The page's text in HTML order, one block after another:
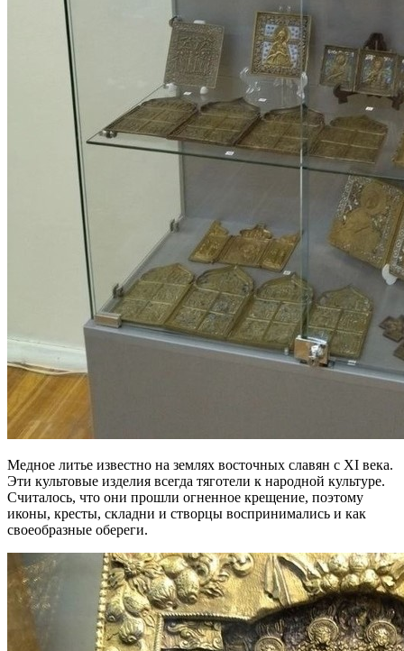
Медное литье известно на землях восточных славян с ХІ века.
Эти культовые изделия всегда тяготели к народной культуре.
Считалось, что они прошли огненное крещение, поэтому
иконы, кресты, складни и створцы воспринимались и как
своеобразные обереги.